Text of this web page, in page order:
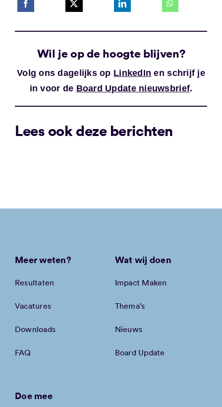
Wil je op de hoogte blijven?
Volg ons dagelijks op LinkedIn en schrijf je
in voor de Board Update nieuwsbrief.
Lees ook deze berichten
Meer weten?
Resultaten
Vacatures
Downloads
FAQ
Wat wij doen
Impact Maken
Thema’s
Nieuws
Board Update
Doe mee